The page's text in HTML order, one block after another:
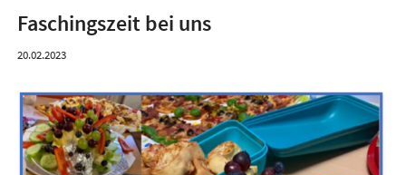
Faschingszeit bei uns
20.02.2023